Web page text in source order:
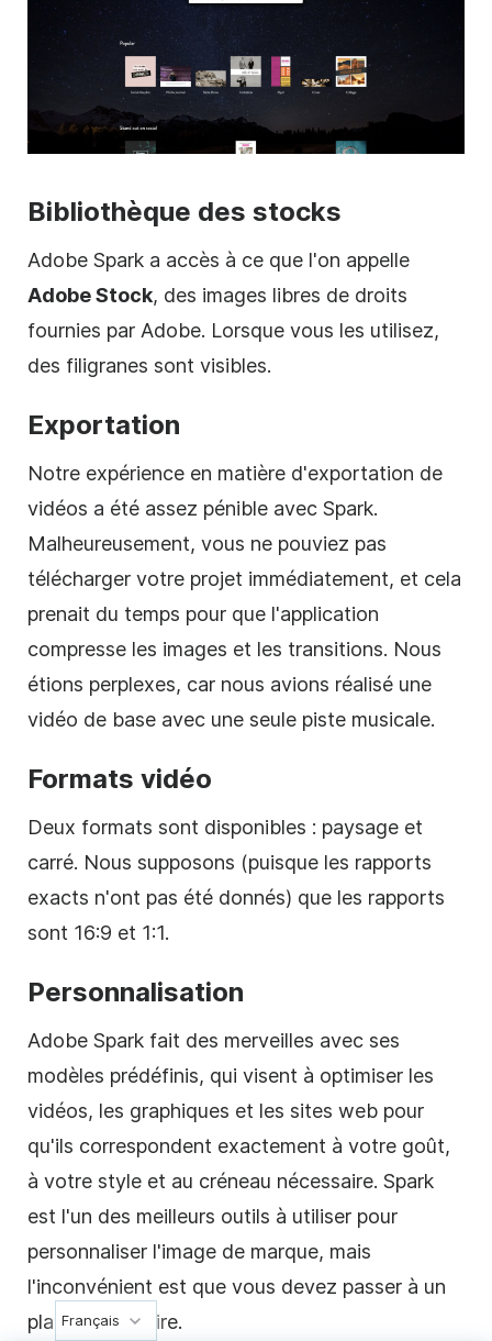
Bibliothèque des stocks
Adobe Spark a accès à ce que l'on appelle
Adobe Stock, des images libres de droits
fournies par Adobe. Lorsque vous les utilisez,
des filigranes sont visibles.
Exportation
Notre expérience en matière d'exportation de
vidéos a été assez pénible avec Spark.
Malheureusement, vous ne pouviez pas
télécharger votre projet immédiatement, et cela
prenait du temps pour que l'application
compresse les images et les transitions. Nous
étions perplexes, car nous avions réalisé une
vidéo de base avec une seule piste musicale.
Formats vidéo
Deux formats sont disponibles : paysage et
carré. Nous supposons (puisque les rapports
exacts n'ont pas été donnés) que les rapports
sont 16:9 et 1:1.
Personnalisation
Adobe Spark fait des merveilles avec ses
modèles prédéfinis, qui visent à optimiser les
vidéos, les graphiques et les sites web pour
qu'ils correspondent exactement à votre goût,
à votre style et au créneau nécessaire. Spark
est l'un des meilleurs outils à utiliser pour
personnaliser l'image de marque, mais
l'inconvénient est que vous devez passer à un
plan pour le faire.
Français